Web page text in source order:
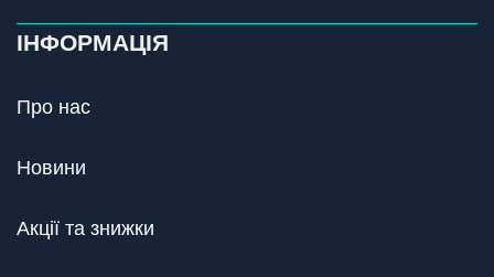
ІНФОРМАЦІЯ
Про нас
Новини
Акції та знижки